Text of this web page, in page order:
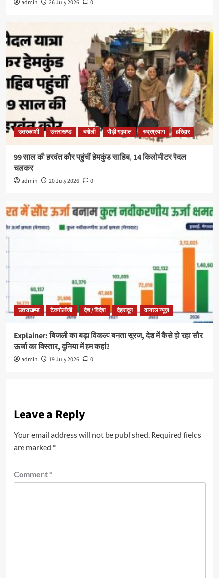
admin 26 July 2026 0
उत्तरकाशी उत्तराखण्ड चमोली पौड़ी गढ़वाल रुद्रप्रयाग हरिद्वार
99 साल की हरवंत कौर पहुंचीं हेमकुंड साहिब, 14 किलोमीटर पैदल
चलकर
admin 20 July 2026 0
उत्तराखण्ड टेक्नोलॉजी देश / विदेश देहरादून वायरल न्यूज़
Explainer: बिजली का बड़ा विकल्प बनता सूरज, देश में कैसे हो रहा सौर
ऊर्जा का विस्तार, दुनिया में हम कहां?
admin 19 July 2026 0
Leave a Reply
Your email address will not be published. Required fields
are marked *
Comment *